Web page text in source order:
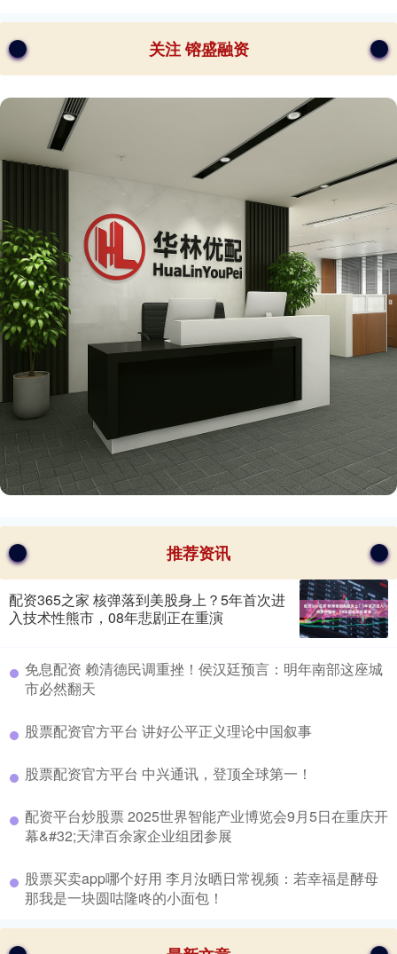
关注 镕盛融资
推荐资讯
配资365之家 核弹落到美股身上？5年首次进
入技术性熊市，08年悲剧正在重演
​免息配资 赖清德民调重挫！侯汉廷预言：明年南部这座城
市必然翻天
​股票配资官方平台 讲好公平正义理论中国叙事
​股票配资官方平台 中兴通讯，登顶全球第一！
​配资平台炒股票 2025世界智能产业博览会9月5日在重庆开
幕&#32;天津百余家企业组团参展
​股票买卖app哪个好用 李月汝晒日常视频：若幸福是酵母
那我是一块圆咕隆咚的小面包！